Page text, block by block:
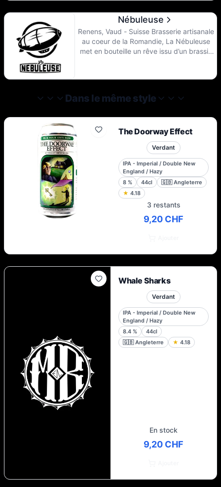
Nébuleuse
Renens, Vaud - Suisse Brasserie artisanale
au coeur de la Romandie, La Nébuleuse
met en bouteille un rêve issu d’un brassin
brassicole Nord-Américaine, la Nébuleuse
initiatique en compagnie d’audacieuses
Dans le même style
The Doorway Effect
Verdant
IPA - Imperial / Double New
England / Hazy
8 % 44cl 🇬🇧 Angleterre
★ 4.18
3 restants
9,20 CHF
Whale Sharks
Verdant
IPA - Imperial / Double New
England / Hazy
8.4 %
44cl
🇬🇧 Angleterre ★ 4.18
En stock
9,20 CHF